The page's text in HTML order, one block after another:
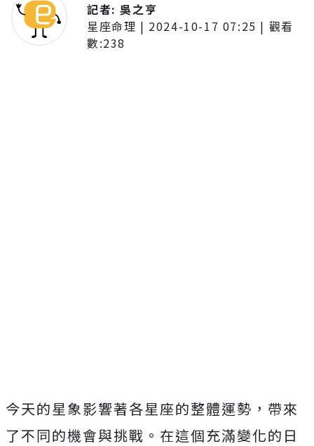
記者:吳之亨
星座命理 | 2024-10-17 07:25 | 觀看
數:238
今天的星象影響著各星座的整體運勢，帶來
了不同的機會與挑戰。在這個充滿變化的日